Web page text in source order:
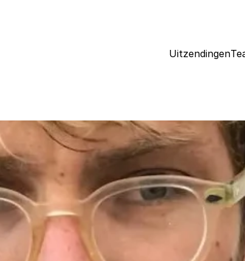
Uitzendingen